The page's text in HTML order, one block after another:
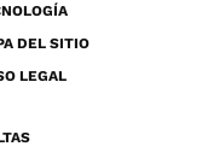
DEL SITIO
LEGAL